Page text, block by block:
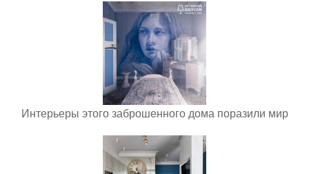
Интерьеры этого заброшенного дома поразили мир